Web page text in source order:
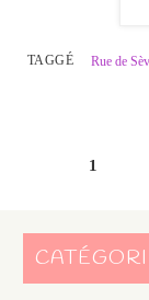
TAGGÉ Rue de
1